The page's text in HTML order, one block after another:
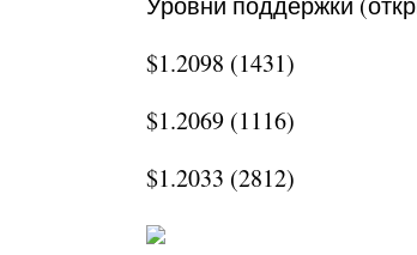
$1.2098 (1431)
$1.2069 (1116)
$1.2033 (2812)